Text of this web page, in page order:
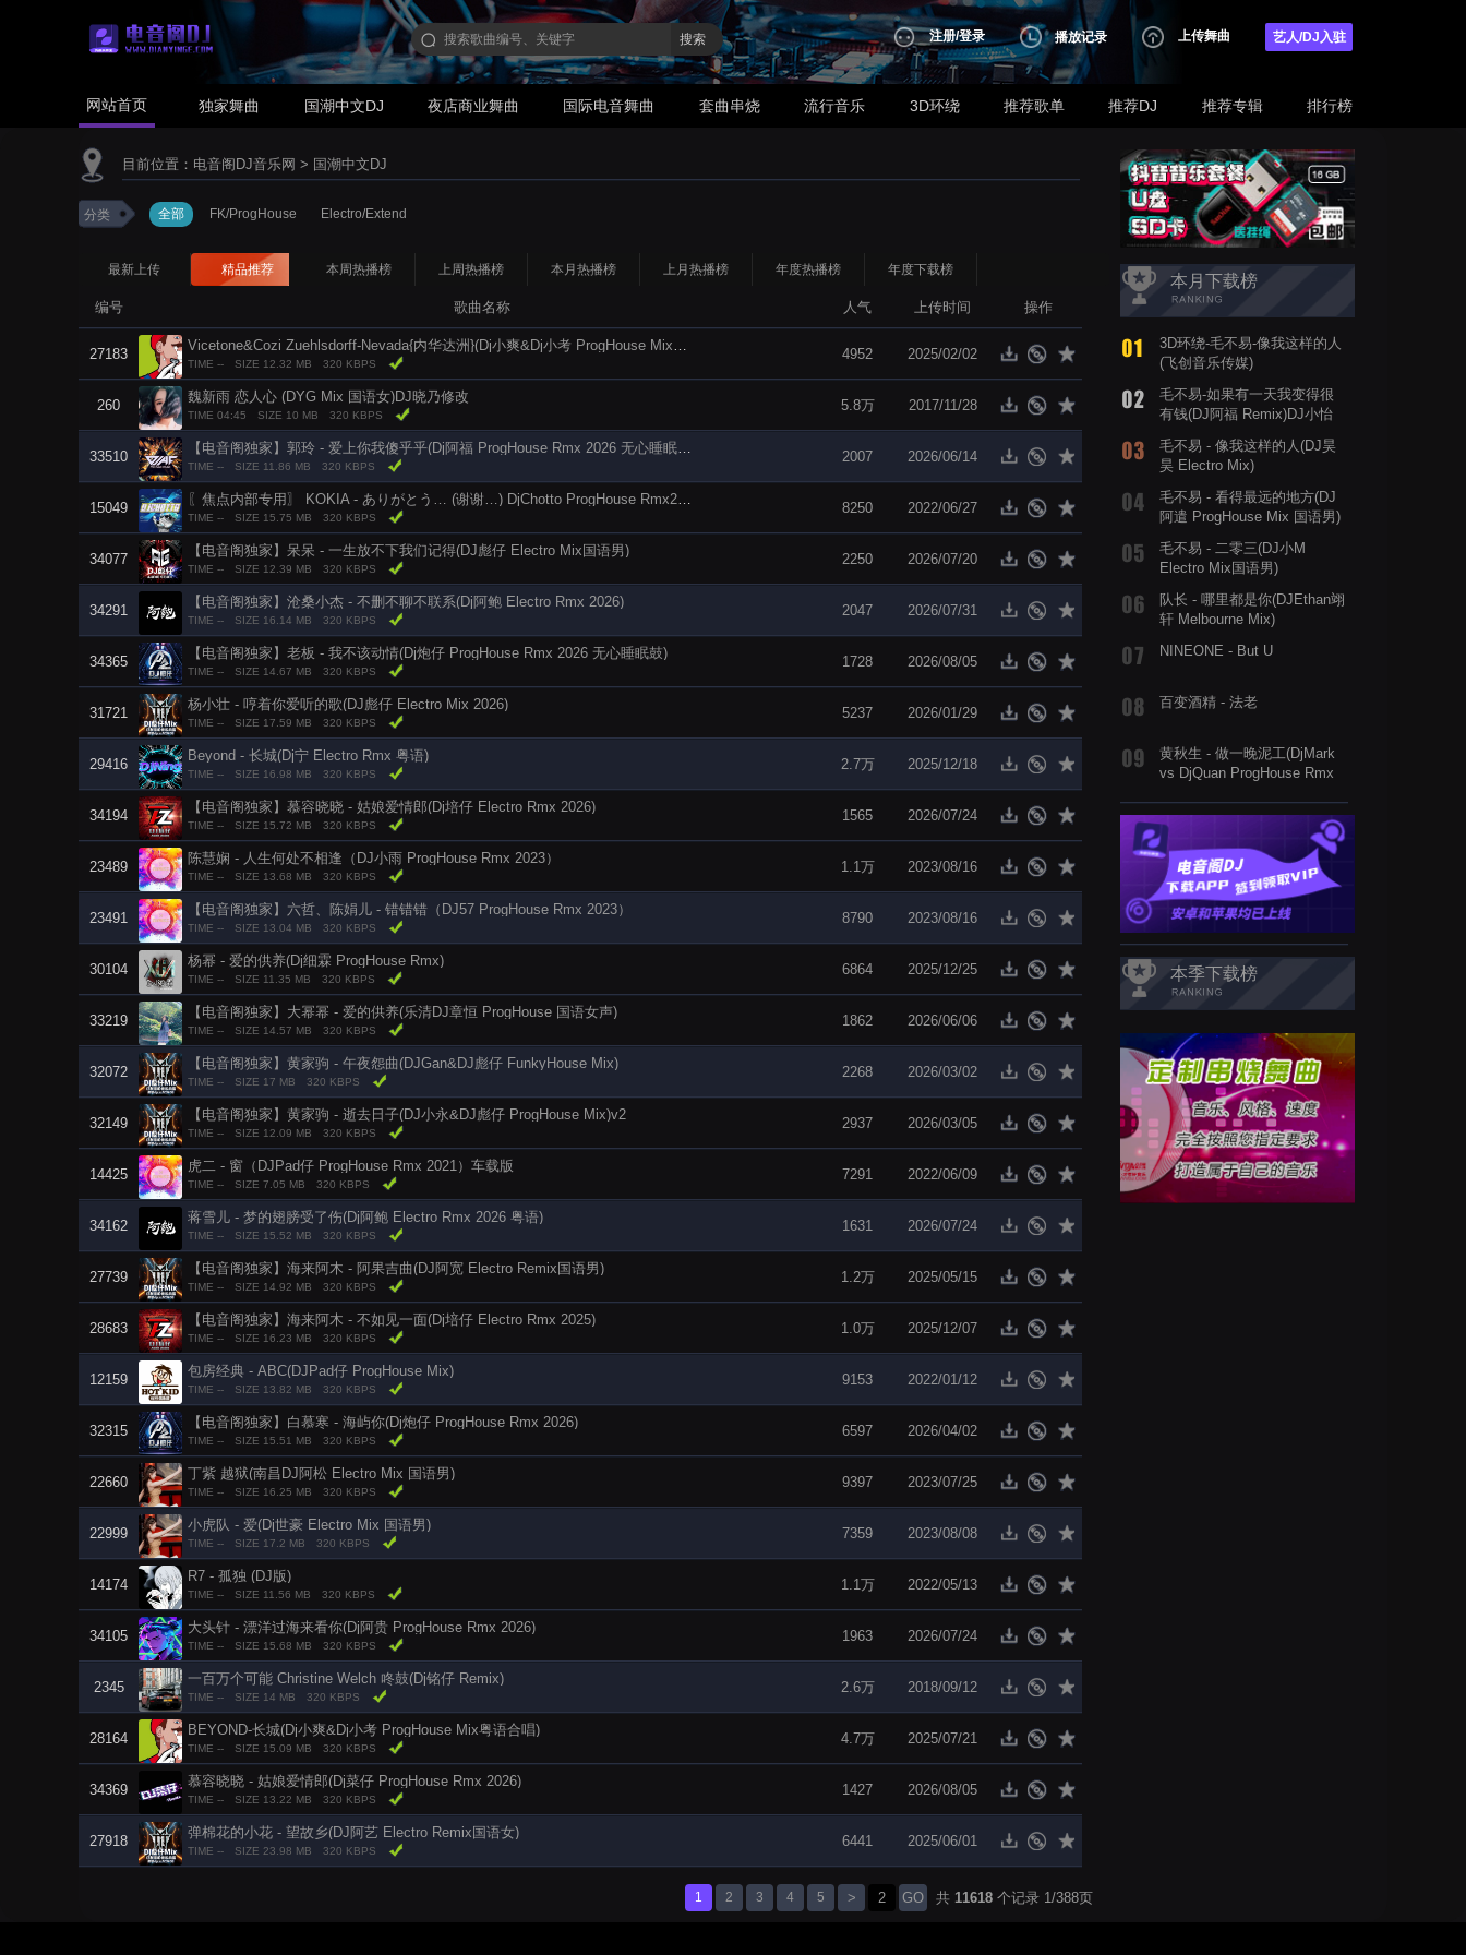
搜索 注册/登录 播放记录 上传舞曲 艺人/DJ入驻
网站首页 独家舞曲 国潮中文DJ 夜店商业舞曲 国际电音舞曲 套曲串烧 流行音乐 3D环绕 推荐歌单 推荐DJ 推荐专辑 排行榜
目前位置： 电音阁DJ音乐网 > 国潮中文DJ
分类 全部 FK/ProgHouse Electro/Extend
最新上传 精品推荐 本周热播榜 上周热播榜 本月热播榜 上月热播榜 年度热播榜 年度下载榜
编号 歌曲名称 人气 上传时间 操作
27183
Vicetone&Cozi Zuehlsdorff-Nevada{内华达洲}(Dj小爽&Dj小考 ProgHouse Mix英语合唱)
TIME -- SIZE 12.32 MB 320 KBPS
4952 2025/02/02
260
魏新雨 恋人心 (DYG Mix 国语女)DJ晓乃修改
TIME 04:45 SIZE 10 MB 320 KBPS
5.8万 2017/11/28
33510
【电音阁独家】郭玲 - 爱上你我傻乎乎(Dj阿福 ProgHouse Rmx 2026 无心睡眠鼓)
TIME -- SIZE 11.86 MB 320 KBPS
2007 2026/06/14
15049
〖焦点内部专用〗 KOKIA - ありがとう… (谢谢…) DjChotto ProgHouse Rmx2022
TIME -- SIZE 15.75 MB 320 KBPS
8250 2022/06/27
34077
【电音阁独家】呆呆 - 一生放不下我们记得(DJ彪仔 Electro Mix国语男)
TIME -- SIZE 12.39 MB 320 KBPS
2250 2026/07/20
34291
【电音阁独家】沧桑小杰 - 不删不聊不联系(Dj阿鲍 Electro Rmx 2026)
TIME -- SIZE 16.14 MB 320 KBPS
2047 2026/07/31
34365
【电音阁独家】老板 - 我不该动情(Dj炮仔 ProgHouse Rmx 2026 无心睡眠鼓)
TIME -- SIZE 14.67 MB 320 KBPS
1728 2026/08/05
31721
杨小壮 - 哼着你爱听的歌(DJ彪仔 Electro Mix 2026)
TIME -- SIZE 17.59 MB 320 KBPS
5237 2026/01/29
29416
Beyond - 长城(Dj宁 Electro Rmx 粤语)
TIME -- SIZE 16.98 MB 320 KBPS
2.7万 2025/12/18
34194
【电音阁独家】慕容晓晓 - 姑娘爱情郎(Dj培仔 Electro Rmx 2026)
TIME -- SIZE 15.72 MB 320 KBPS
1565 2026/07/24
23489
陈慧娴 - 人生何处不相逢（DJ小雨 ProgHouse Rmx 2023）
TIME -- SIZE 13.68 MB 320 KBPS
1.1万 2023/08/16
23491
【电音阁独家】六哲、陈娟儿 - 错错错（DJ57 ProgHouse Rmx 2023）
TIME -- SIZE 13.04 MB 320 KBPS
8790 2023/08/16
30104
杨幂 - 爱的供养(Dj细霖 ProgHouse Rmx)
TIME -- SIZE 11.35 MB 320 KBPS
6864 2025/12/25
33219
【电音阁独家】大幂幂 - 爱的供养(乐清DJ章恒 ProgHouse 国语女声)
TIME -- SIZE 14.57 MB 320 KBPS
1862 2026/06/06
32072
【电音阁独家】黄家驹 - 午夜怨曲(DJGan&DJ彪仔 FunkyHouse Mix)
TIME -- SIZE 17 MB 320 KBPS
2268 2026/03/02
32149
【电音阁独家】黄家驹 - 逝去日子(DJ小永&DJ彪仔 ProgHouse Mix)v2
TIME -- SIZE 12.09 MB 320 KBPS
2937 2026/03/05
14425
虎二 - 窗（DJPad仔 ProgHouse Rmx 2021）车载版
TIME -- SIZE 7.05 MB 320 KBPS
7291 2022/06/09
34162
蒋雪儿 - 梦的翅膀受了伤(Dj阿鲍 Electro Rmx 2026 粤语)
TIME -- SIZE 15.52 MB 320 KBPS
1631 2026/07/24
27739
【电音阁独家】海来阿木 - 阿果吉曲(DJ阿宽 Electro Remix国语男)
TIME -- SIZE 14.92 MB 320 KBPS
1.2万 2025/05/15
28683
【电音阁独家】海来阿木 - 不如见一面(Dj培仔 Electro Rmx 2025)
TIME -- SIZE 16.23 MB 320 KBPS
1.0万 2025/12/07
12159
包房经典 - ABC(DJPad仔 ProgHouse Mix)
TIME -- SIZE 13.82 MB 320 KBPS
9153 2022/01/12
32315
【电音阁独家】白慕寒 - 海屿你(Dj炮仔 ProgHouse Rmx 2026)
TIME -- SIZE 15.51 MB 320 KBPS
6597 2026/04/02
22660
丁紫 越狱(南昌DJ阿松 Electro Mix 国语男)
TIME -- SIZE 16.25 MB 320 KBPS
9397 2023/07/25
22999
小虎队 - 爱(Dj世豪 Electro Mix 国语男)
TIME -- SIZE 17.2 MB 320 KBPS
7359 2023/08/08
14174
R7 - 孤独 (DJ版)
TIME -- SIZE 11.56 MB 320 KBPS
1.1万 2022/05/13
34105
大头针 - 漂洋过海来看你(Dj阿贵 ProgHouse Rmx 2026)
TIME -- SIZE 15.68 MB 320 KBPS
1963 2026/07/24
2345
一百万个可能 Christine Welch 咚鼓(Dj铭仔 Remix)
TIME -- SIZE 14 MB 320 KBPS
2.6万 2018/09/12
28164
BEYOND-长城(Dj小爽&Dj小考 ProgHouse Mix粤语合唱)
TIME -- SIZE 15.09 MB 320 KBPS
4.7万 2025/07/21
34369
慕容晓晓 - 姑娘爱情郎(Dj菜仔 ProgHouse Rmx 2026)
TIME -- SIZE 13.22 MB 320 KBPS
1427 2026/08/05
27918
弹棉花的小花 - 望故乡(DJ阿艺 Electro Remix国语女)
TIME -- SIZE 23.98 MB 320 KBPS
6441 2025/06/01
1 2 3 4 5 > GO 共 11618 个记录 1/388页
本月下载榜
3D环绕-毛不易-像我这样的人
(飞创音乐传媒)
毛不易-如果有一天我变得很
有钱(DJ阿福 Remix)DJ小怡
毛不易 - 像我这样的人(DJ昊
昊 Electro Mix)
毛不易 - 看得最远的地方(DJ
阿遣 ProgHouse Mix 国语男)
毛不易 - 二零三(DJ小M
Electro Mix国语男)
队长 - 哪里都是你(DJEthan翊
轩 Melbourne Mix)
NINEONE - But U
百变酒精 - 法老
黄秋生 - 做一晚泥工(DjMark
vs DjQuan ProgHouse Rmx
本季下载榜